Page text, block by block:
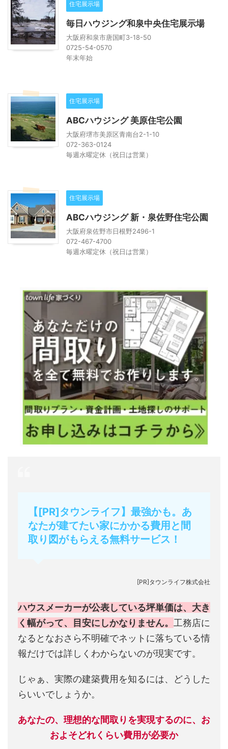
住宅展示場
毎日ハウジング和泉中央住宅展示場
大阪府和泉市唐国町3-18-50
0725-54-0570
年末年始
住宅展示場
ABCハウジング 美原住宅公園
大阪府堺市美原区青南台2-1-10
072-363-0124
毎週水曜定休（祝日は営業）
住宅展示場
ABCハウジング 新・泉佐野住宅公園
大阪府泉佐野市日根野2496-1
072-467-4700
毎週水曜定休（祝日は営業）
【[PR]タウンライフ】最強かも。あ
なたが建てたい家にかかる費用と間
取り図がもらえる無料サービス！
[PR]タウンライフ株式会社
ハウスメーカーが公表している坪単価は、大き
く幅がって、目安にしかなりません。 工務店に
なるとなおさら不明確でネットに落ちている情
報だけでは詳しくわからないのが現実です。
じゃぁ、実際の建築費用を知るには、どうした
らいいでしょうか。
あなたの、理想的な間取りを実現するのに、お
およそどれくらい費用が必要か